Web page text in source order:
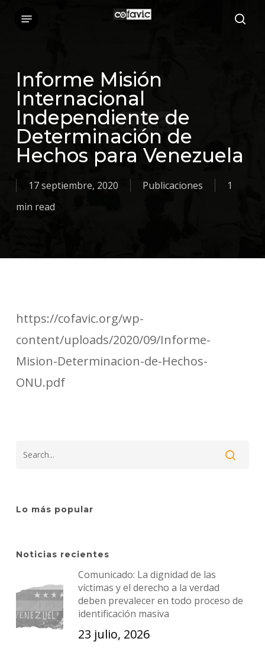
content
Informe Misión
Internacional
Independiente de
Determinación de
Hechos para Venezuela
17 septiembre, 2020 Publicaciones
1
min read
https://cofavic.org/wp-
content/uploads/2020/09/Informe-
Mision-Determinacion-de-Hechos-
ONU.pdf
Lo más popular
Noticias recientes
Comunicado: La dignidad de las
víctimas y el derecho a la verdad
deben prevalecer en todo proceso de
identificación masiva
23 julio, 2026